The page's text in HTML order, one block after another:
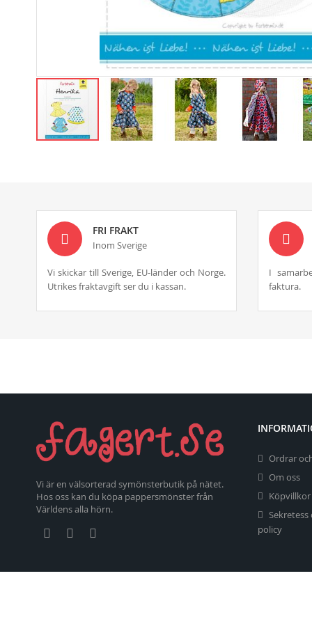
the
images
gallery
FRI FRAKT
Inom Sverige
Vi skickar till Sverige, EU-länder och Norge.
Utrikes fraktavgift ser du i kassan.
I
faktura.
Vi är en välsorterad symönsterbutik på nätet.
Hos oss kan du köpa pappersmönster från
Världens alla hörn.
Ordrar
Om oss
Köpvillkor
Sekretess
policy